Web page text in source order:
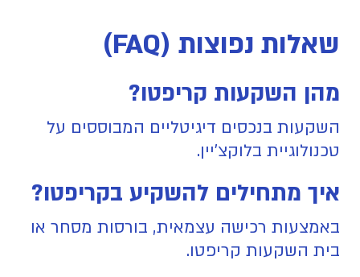
שאלות נפוצות (FAQ)
מהן השקעות קריפטו?
השקעות בנכסים דיגיטליים המבוססים על
טכנולוגיית בלוקצ'יין.
איך מתחילים להשקיע בקריפטו?
באמצעות רכישה עצמאית, בורסות מסחר או
בית השקעות קריפטו.